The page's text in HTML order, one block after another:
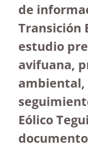
de
Transición
estudio
avifuana,
ambiental,
Eólico